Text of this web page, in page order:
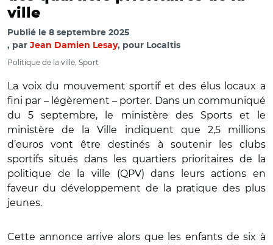
ville
Publié le 8 septembre 2025
par Jean Damien Lesay, pour Localtis
Politique de la ville, Sport
La voix du mouvement sportif et des élus locaux a
fini par – légèrement – porter. Dans un communiqué
du 5 septembre, le ministère des Sports et le
ministère de la Ville indiquent que 2,5 millions
d’euros vont être destinés à soutenir les clubs
sportifs situés dans les quartiers prioritaires de la
politique de la ville (QPV) dans leurs actions en
faveur du développement de la pratique des plus
jeunes.
Cette annonce arrive alors que les enfants de six à